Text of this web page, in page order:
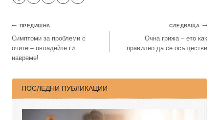
ПРЕДИШНА
Симптоми за проблеми с
очите – овладейте ги
навреме!
СЛЕДВАЩА
Очна грижа – ето как
правилно да се осъществи
ПОСЛЕДНИ ПУБЛИКАЦИИ